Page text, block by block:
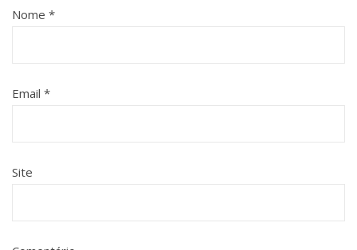
Nome *
Email *
Site